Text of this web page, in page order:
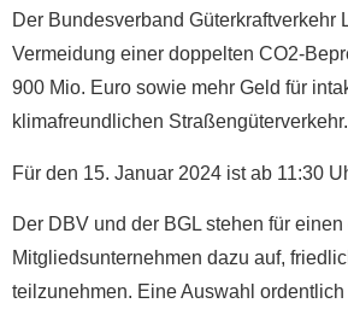
Der Bundesverband
Vermeidung einer doppelten CO2-
900 Mio. Euro sowie mehr Geld für
klimafreundlichen Straßengüterverkehr.
Für den 15. Januar 2024 ist ab 11:30
Der DBV und der BGL stehen für
Mitgliedsunternehmen dazu auf,
teilzunehmen. Eine Auswahl